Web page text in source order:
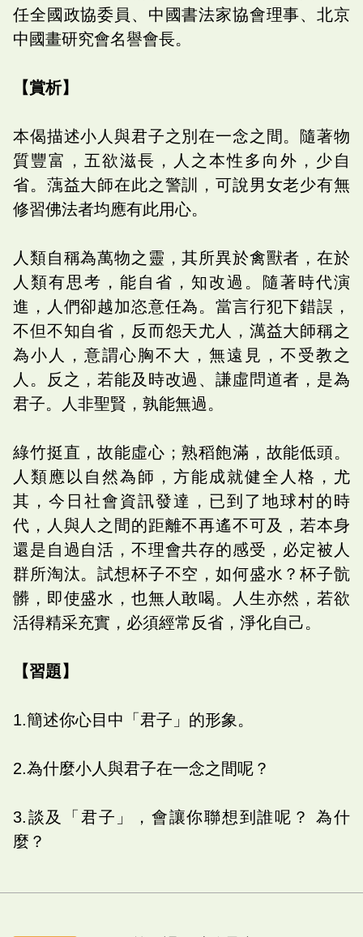
任全國政協委員、中國書法家協會理事、北京
中國畫研究會名譽會長。
【賞析】
本偈描述小人與君子之別在一念之間。隨著物
質豐富，五欲滋長，人之本性多向外，少自
省。蕅益大師在此之警訓，可說男女老少有無
修習佛法者均應有此用心。
人類自稱為萬物之靈，其所異於禽獸者，在於
人類有思考，能自省，知改過。隨著時代演
進，人們卻越加恣意任為。當言行犯下錯誤，
不但不知自省，反而怨天尤人，澫益大師稱之
為小人，意謂心胸不大，無遠見，不受教之
人。反之，若能及時改過、謙虛問道者，是為
君子。人非聖賢，孰能無過。
綠竹挺直，故能虛心；熟稻飽滿，故能低頭。
人類應以自然為師，方能成就健全人格，尤
其，今日社會資訊發達，已到了地球村的時
代，人與人之間的距離不再遙不可及，若本身
還是自過自活，不理會共存的感受，必定被人
群所淘汰。試想杯子不空，如何盛水？杯子骯
髒，即使盛水，也無人敢喝。人生亦然，若欲
活得精采充實，必須經常反省，淨化自己。
【習題】
1.簡述你心目中「君子」的形象。
2.為什麼小人與君子在一念之間呢？
3.談及「君子」，會讓你聯想到誰呢？ 為什
麼？